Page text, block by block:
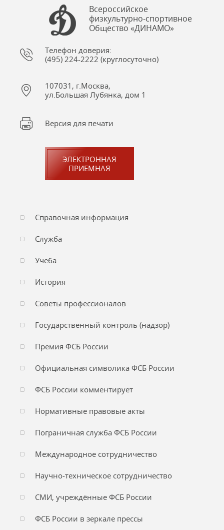
Всероссийское
физкультурно-спортивное
Общество «ДИНАМО»
Телефон доверия:
(495) 224-2222 (круглосуточно)
107031, г.Москва,
ул.Большая Лубянка, дом 1
Версия для печати
ЭЛЕКТРОННАЯ
ПРИЕМНАЯ
Справочная информация
Служба
Учеба
История
Советы профессионалов
Государственный контроль (надзор)
Премия ФСБ России
Официальная символика ФСБ России
ФСБ России комментирует
Нормативные правовые акты
Пограничная служба ФСБ России
Международное сотрудничество
Научно-техническое сотрудничество
СМИ, учреждённые ФСБ России
ФСБ России в зеркале прессы